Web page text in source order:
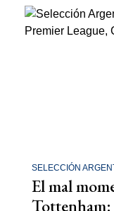
SELECCIÓN
El mal
Tottenham: